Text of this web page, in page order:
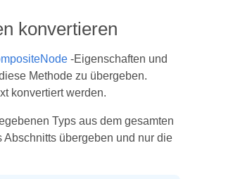
konvertieren
-Eigenschaften und
Methode zu übergeben.
konvertiert werden.
Typs aus dem gesamten
Abschnitts übergeben und nur die